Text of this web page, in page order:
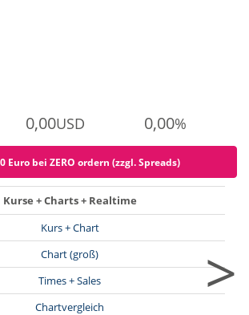
0,00USD 0,00%
Euro bei ZERO ordern (zzgl. Spreads)
Kurse + Charts + Realtime
Kurs + Chart
Chart (groß)
Times + Sales
Chartvergleich
>